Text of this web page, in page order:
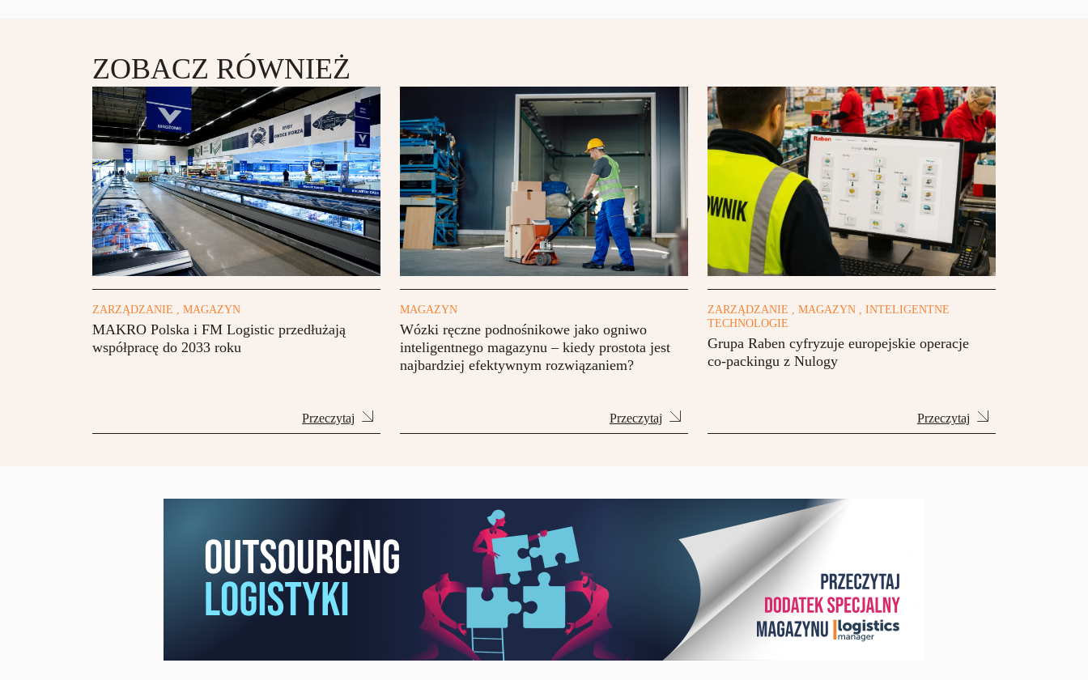
ZOBACZ RÓWNIEŻ
ZARZĄDZANIE , MAGAZYN
MAKRO Polska i FM Logistic przedłużają
współpracę do 2033 roku
Przeczytaj
MAGAZYN
Wózki ręczne podnośnikowe jako ogniwo
inteligentnego magazynu – kiedy prostota jest
najbardziej efektywnym rozwiązaniem?
Przeczytaj
ZARZĄDZANIE , MAGAZYN , INTELIGENTNE
TECHNOLOGIE
Grupa Raben cyfryzuje europejskie operacje
co-packingu z Nulogy
Przeczytaj